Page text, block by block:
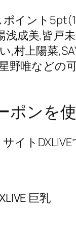
ポイント
浅成美,皆戸
,村上陽菜
野唯など
ポンを
イト
巨乳